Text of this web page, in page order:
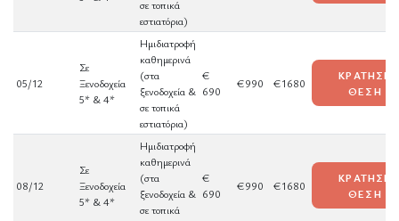
σε τοπικά
εστιατόρια)
05/12
Σε
Ξενοδοχεία
5* & 4*
Ημιδιατροφή
καθημερινά
(στα
ξενοδοχεία &
σε τοπικά
εστιατόρια)
€
690
€990 €1680
ΚΡΑΤΗΣΕ
ΘΕΣΗ
08/12
Σε
Ξενοδοχεία
5* & 4*
Ημιδιατροφή
καθημερινά
(στα
ξενοδοχεία &
σε τοπικά
€
690
€990 €1680
ΚΡΑΤΗΣΕ
ΘΕΣΗ